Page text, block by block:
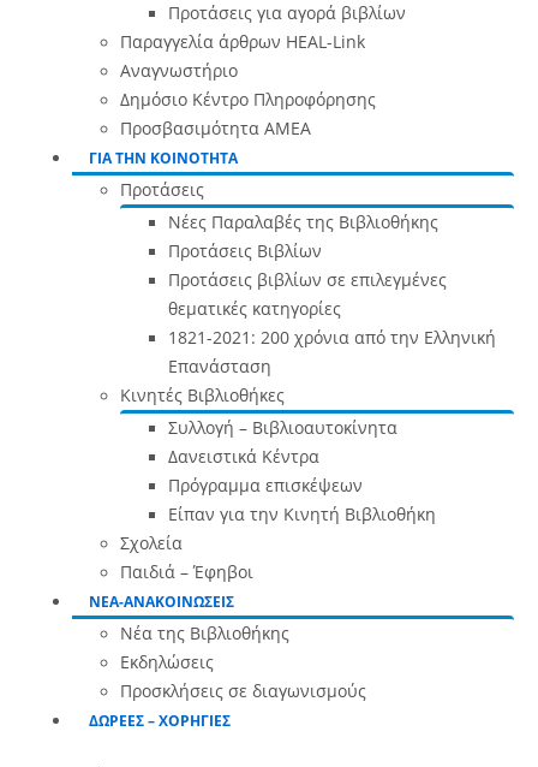
Προτάσεις για αγορά βιβλίων
Παραγγελία άρθρων HEAL-Link
Αναγνωστήριο
Δημόσιο Κέντρο Πληροφόρησης
Προσβασιμότητα ΑΜΕΑ
ΓΙΑ ΤΗΝ ΚΟΙΝΟΤΗΤΑ
Προτάσεις
Νέες Παραλαβές της Βιβλιοθήκης
Προτάσεις Βιβλίων
Προτάσεις βιβλίων σε επιλεγμένες
θεματικές κατηγορίες
1821-2021: 200 χρόνια από την Ελληνική
Επανάσταση
Κινητές Βιβλιοθήκες
Συλλογή – Βιβλιοαυτοκίνητα
Δανειστικά Κέντρα
Πρόγραμμα επισκέψεων
Είπαν για την Κινητή Βιβλιοθήκη
Σχολεία
Παιδιά – Έφηβοι
ΝΕΑ-ΑΝΑΚΟΙΝΩΣΕΙΣ
Νέα της Βιβλιοθήκης
Εκδηλώσεις
Προσκλήσεις σε διαγωνισμούς
ΔΩΡΕΕΣ – ΧΟΡΗΓΙΕΣ